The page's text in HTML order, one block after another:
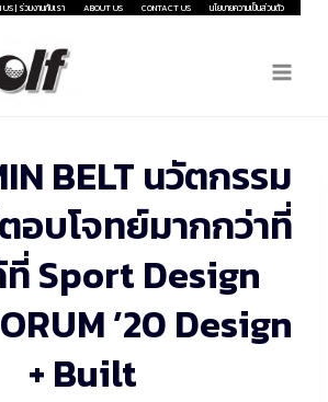
US | ร่วมงานกับเรา ABOUT US CONTACT US นโยบายความเป็นส่วนตัว
BELT นวัตกรรม
อบโจทย์มากกว่าที่
ที่ Sport Design
’20 Design
+ Built